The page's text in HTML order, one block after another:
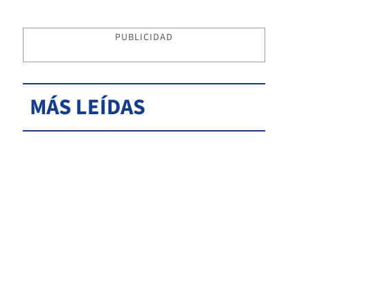
PUBLICIDAD
MÁS LEÍDAS